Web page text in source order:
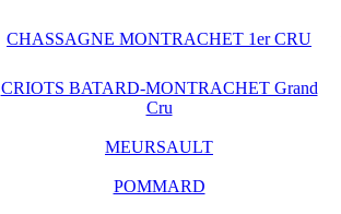
CHASSAGNE MONTRACHET 1er CRU
CRIOTS BATARD-MONTRACHET Grand
Cru
MEURSAULT
POMMARD